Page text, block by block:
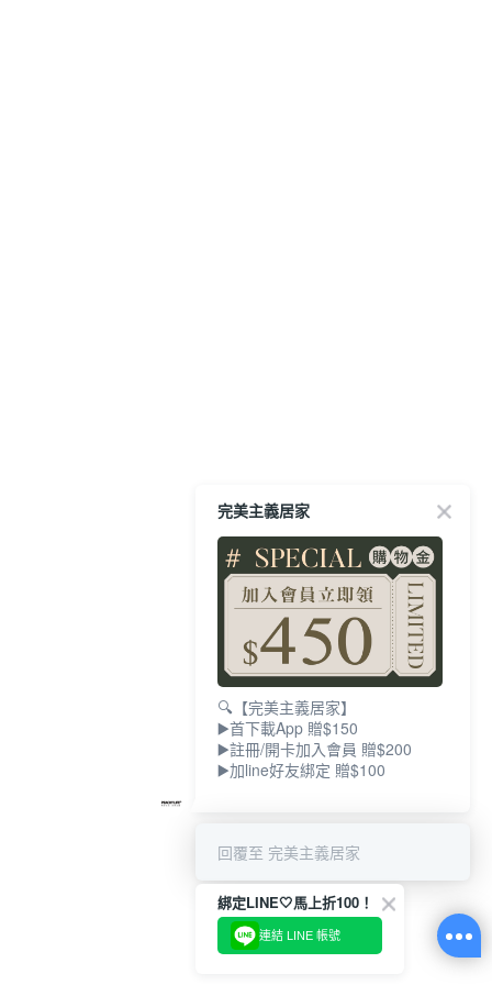
完美主義居家
🔍【完美主義居家】
▶️首下載App 贈$150
▶️註冊/開卡加入會員 贈$200
▶️加line好友綁定 贈$100
回覆至 完美主義居家
綁定LINE🤍馬上折100！
連結 LINE 帳號